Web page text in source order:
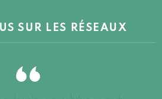
SUR LES RÉSEAUX